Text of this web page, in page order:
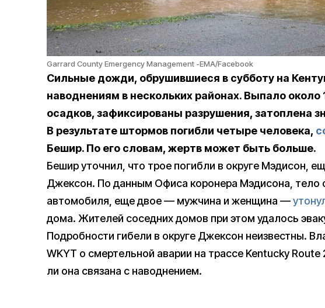
Garrard County Emergency Management -EMA/Facebook
Сильные дожди, обрушившиеся в субботу на
наводнениям в нескольких районах. Выпало
осадков, зафиксированы разрушения, затоплена
В результате штормов погибли четыре человека,
Бешир. По его словам, жертв может быть больше.
Бешир уточнил, что трое погибли в округе Мэдисон,
Джексон. По данным Офиса коронера Мэдисона, тело
автомобиля, еще двое — мужчина и женщина —
дома. Жителей соседних домов при этом удалось
Подробности гибели в округе Джексон неизвестны.
WKYT о смертельной аварии на трассе Kentucky
ли она связана с наводнением.